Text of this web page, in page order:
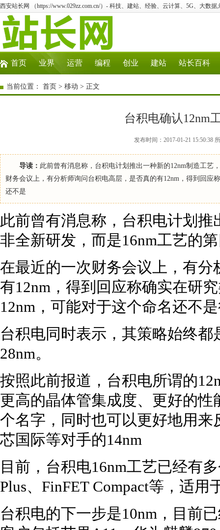
西安站长网 （https://www.029zz.com.cn/）- 科技、建站、经验、云计算、5G、大数据
首页 业界 运营 编程 创业 建站 站长百科
当前位置： 首页 > 移动 > 正文
台积电确认12nm
发布时间：2017-01-21 15:50:38
导读： 此前曾有消息称，台积电计划推出一种新的12nm制造工艺
财务会议上，有分析师询问台积电高层，是否真的有12nm，得到回
还不是
此前曾有消息称，台积电计划
非全新研发，而是16nm工艺的
在最近的一次财务会议上，有
有12nm，得到回应称确实在研
12nm，可能对于这个命名还不
台积电同时表示，其策略始终
28nm。
按照此前报道，台积电所谓的
更高的晶体管集成度、更好的
个名字，同时也可以更好地用来
芯国际等对手的14nm
目前，台积电16nm工艺已经有
Plus、FinFET Compact等，适用
台积电的下一步是10nm，目前